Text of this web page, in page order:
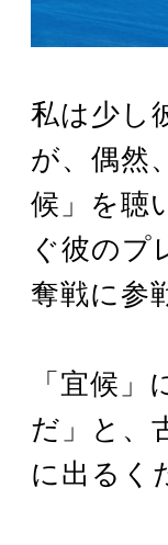
私は少し
が、偶然
候」を聴
ぐ彼のプ
奪戦に参
「宜候
だ」と、
に出るく